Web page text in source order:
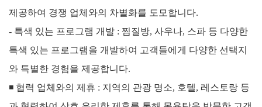
제공하여 경쟁 업체와의 차별화를 도모합니다.
- 특색 있는 프로그램 개발 : 찜질방, 사우나, 스파 등 다양한
특색 있는 프로그램을 개발하여 고객들에게 다양한 선택지
와 특별한 경험을 제공합니다.
◾ 협력 업체와의 제휴 : 지역의 관광 명소, 호텔, 레스토랑 등